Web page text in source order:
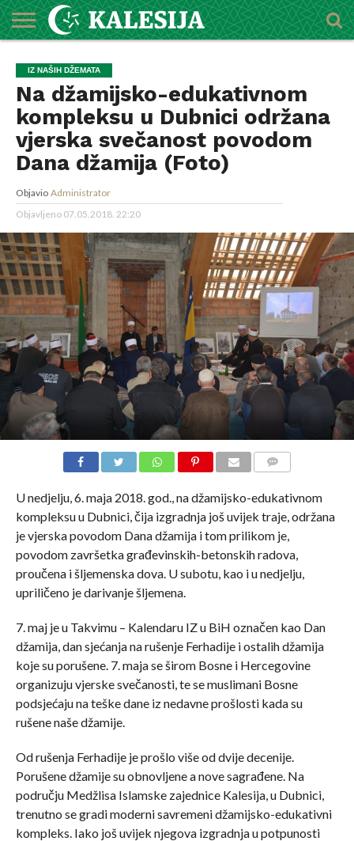
O
MEDŽLISU
DŽEMATI
IMAMI
MEKTEBSKI
CENTAR
VIJESTI
HUTBE
NAJAVE
KALENDAR
KONTAKT
IZ NAŠIH DŽEMATA
Na džamijsko-edukativnom
kompleksu u Dubnici održana
vjerska svečanost povodom
Dana džamija (Foto)
Objavio Administrator
Objavljeno 07.05.2018. 22:20
U nedjelju, 6. maja 2018. god., na džamijsko-edukativnom
kompleksu u Dubnici, čija izgradnja još uvijek traje, održana
je vjerska povodom Dana džamija i tom prilikom je,
povodom završetka građevinskih-betonskih radova,
proučena i šljemenska dova. U subotu, kao i u nedjelju,
upriličeno je darivanje šljemena.
7. maj je u Takvimu – Kalendaru IZ u BiH označen kao Dan
džamija, dan sjećanja na rušenje Ferhadije i ostalih džamija
koje su porušene. 7. maja se širom Bosne i Hercegovine
organizuju vjerske svečanosti, te se muslimani Bosne
podsjećaju na teške dane iz nedavne prošlosti kada su
rušene naše džamije.
Od rušenja Ferhadije je prošlo više od dvije decenije.
Porušene džamije su obnovljene a nove sagrađene. Na
području Medžlisa Islamske zajednice Kalesija, u Dubnici,
trenutno se gradi moderni savremeni džamijsko-edukativni
kompleks. Iako još uvijek njegova izgradnja u potpunosti